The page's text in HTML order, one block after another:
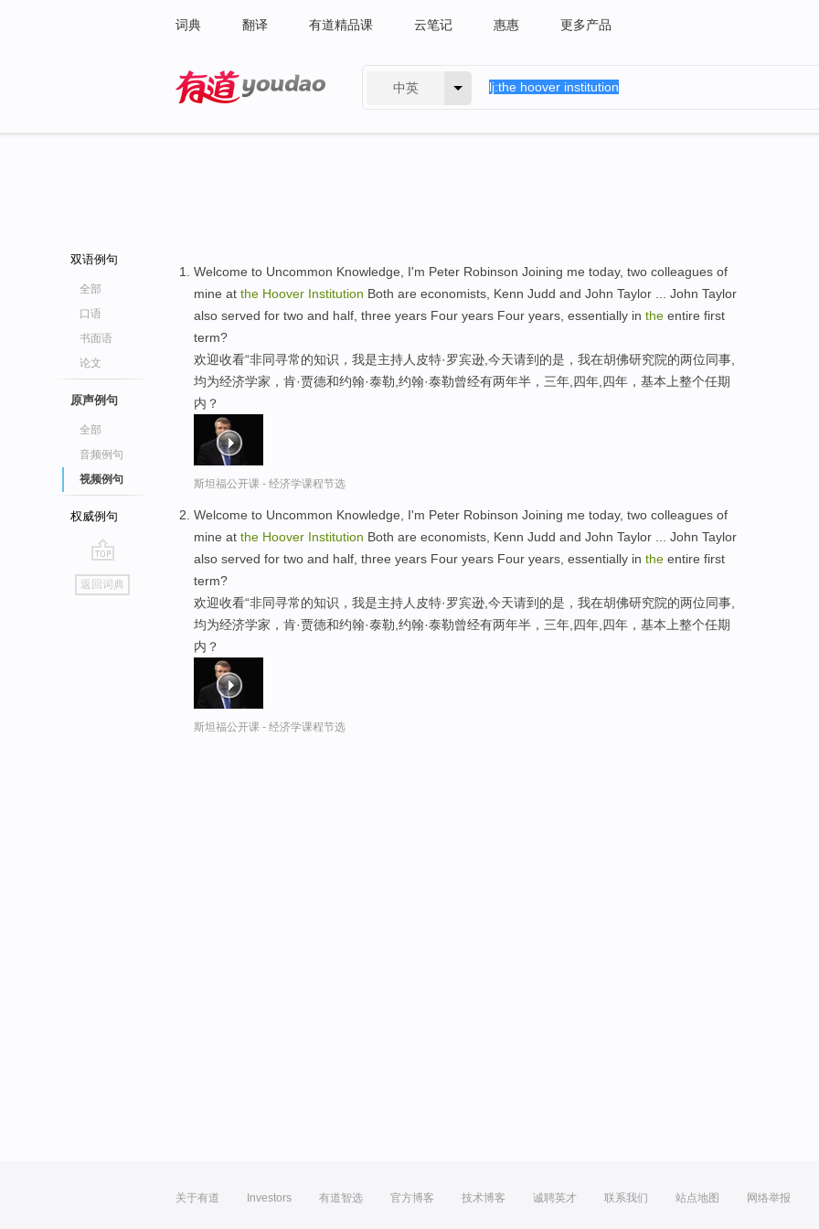
词典 翻译 有道精品课 云笔记 惠惠 更多产品
中英
双语例句
全部
口语
书面语
论文
原声例句
全部
音频例句
视频例句
权威例句
go
top
返回词典
Welcome to Uncommon Knowledge, I'm Peter Robinson Joining me today, two colleagues of
mine at the Hoover Institution Both are economists, Kenn Judd and John Taylor ... John Taylor
also served for two and half, three years Four years Four years, essentially in the entire first
term?
欢迎收看“非同寻常的知识，我是主持人皮特·罗宾逊,今天请到的是，我在胡佛研究院的两位同事,
均为经济学家，肯·贾德和约翰·泰勒,约翰·泰勒曾经有两年半，三年,四年,四年，基本上整个任期
内？
斯坦福公开课 - 经济学课程节选
Welcome to Uncommon Knowledge, I'm Peter Robinson Joining me today, two colleagues of
mine at the Hoover Institution Both are economists, Kenn Judd and John Taylor ... John Taylor
also served for two and half, three years Four years Four years, essentially in the entire first
term?
欢迎收看“非同寻常的知识，我是主持人皮特·罗宾逊,今天请到的是，我在胡佛研究院的两位同事,
均为经济学家，肯·贾德和约翰·泰勒,约翰·泰勒曾经有两年半，三年,四年,四年，基本上整个任期
内？
斯坦福公开课 - 经济学课程节选
关于有道 Investors 有道智选 官方博客 技术博客 诚聘英才 联系我们 站点地图 网络举报